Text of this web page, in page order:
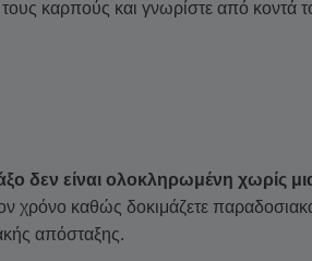
τους καρπούς και γνωρίστε από κοντά
δεν είναι ολοκληρωμένη χωρίς
χρόνο καθώς δοκιμάζετε
απόσταξης.